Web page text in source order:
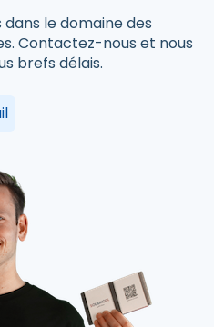
le domaine des
Contactez-nous et nous
brefs délais.